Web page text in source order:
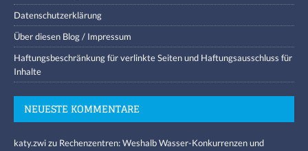
Datenschutzerklärung
Über diesen Blog / Impressum
Haftungsbeschränkung für verlinkte Seiten und Haftungsausschluss für
Inhalte
NEUESTE KOMMENTARE
katy.zwizu Rechenzentren: Weshalb Wasser-Konkurrenzen und